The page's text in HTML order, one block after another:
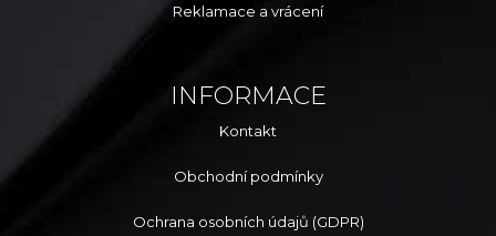
Reklamace a vrácení
INFORMACE
Kontakt
Obchodní podmínky
Ochrana osobních údajů (GDPR)